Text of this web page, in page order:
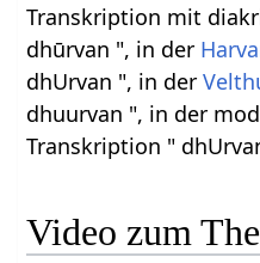
Transkription mit
dhūrvan ", in der
dhUrvan ", in der
dhuurvan ", in der
Transkription "
Video zum